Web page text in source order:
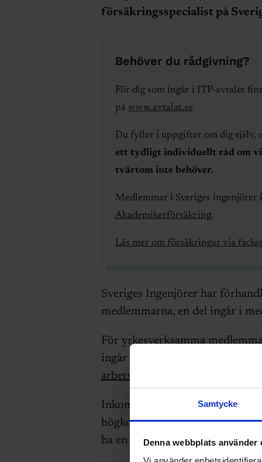
Samtycke
Denna webbplats använder
försäkringsspecialist på
Behöver du rådgivning?
För dig som ingår i ITP-avtalet
på www.avtalat.se
Du fyller i uppgifter om dig själv,
ett tydligt individuellt råd om
tvärtom inte behöver.
Medlemmar i Sveriges ingenjörer
Akademikerförsäkring.
Läs mer om försäkringar via
Sveriges Ingenjörer har
medlemmarna, en del ingår i
För yrkesverksamma
ingår en
arbetslöshet.
Inkomstförsäkringen är en av
högkonjunktur. Man kan bli
ha en tryggad inkomst som är